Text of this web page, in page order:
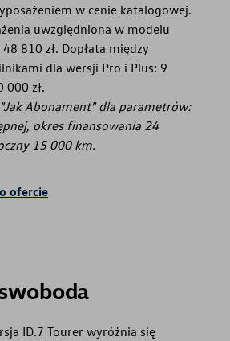
w cenie katalogowej.
uwzględniona w modelu
810 zł. Dopłata między
dla wersji Pro i Plus: 9
000 zł.
Abonament" dla parametrów:
okres finansowania 24
15 000 km.
ofercie
ID.7 Tourer wyróżnia się